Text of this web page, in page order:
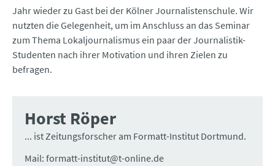
Jahr wieder zu Gast bei der Kölner Journalistenschule. Wir
nutzten die Gelegenheit, um im Anschluss an das Seminar
zum Thema Lokaljournalismus ein paar der Journalistik-
Studenten nach ihrer Motivation und ihren Zielen zu
befragen.
Horst Röper
... ist Zeitungsforscher am Formatt-Institut Dortmund.
Mail: formatt-institut@t-online.de